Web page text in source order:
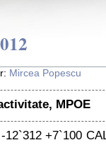
Mircea Popescu
MPOE
+7`100